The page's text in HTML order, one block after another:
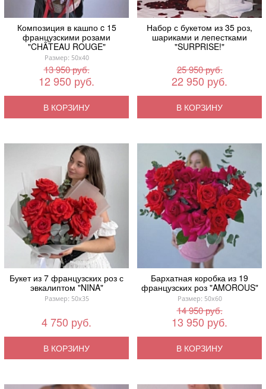
Композиция в кашпо c 15
французскими розами
"CHÂTEAU ROUGE"
Размер: 50x40
13 950 руб.
12 950 руб.
В КОРЗИНУ
Набор с букетом из 35 роз,
шариками и лепестками
"SURPRISE!"
25 950 руб.
22 950 руб.
В КОРЗИНУ
Букет из 7 французских роз с
эвкалиптом "NINA"
Размер: 50x35
4 750 руб.
В КОРЗИНУ
Бархатная коробка из 19
французских роз "AMOROUS"
Размер: 50x60
14 950 руб.
13 950 руб.
В КОРЗИНУ